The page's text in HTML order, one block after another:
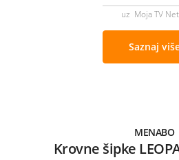
uz Moja TV
Saznaj
MENABO
Krovne šipke